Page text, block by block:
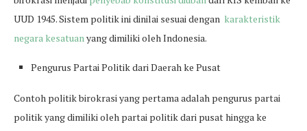
UUD 1945. Sistem politik ini dinilai sesuai dengan karakteristik
negara kesatuanyang dimiliki oleh Indonesia.
Pengurus Partai Politik dari Daerah ke Pusat
Contoh politik birokrasi yang pertama adalah pengurus partai
politik yang dimiliki oleh partai politik dari pusat hingga ke